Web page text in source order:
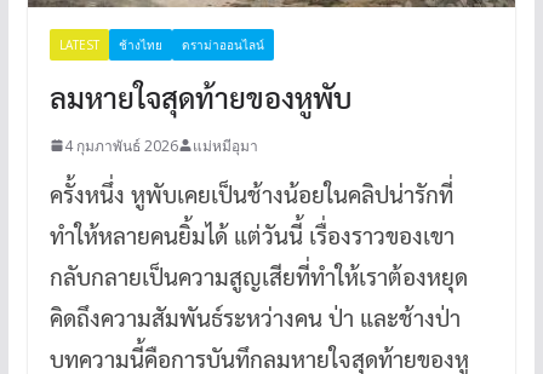
LATEST ช้างไทย ดราม่าออนไลน์
ลมหายใจสุดท้ายของหูพับ
4 กุมภาพันธ์ 2026 แม่หมีอุมา
ครั้งหนึ่ง หูพับเคยเป็นช้างน้อยในคลิปน่ารักที่
ทำให้หลายคนยิ้มได้ แต่วันนี้ เรื่องราวของเขา
กลับกลายเป็นความสูญเสียที่ทำให้เราต้องหยุด
คิดถึงความสัมพันธ์ระหว่างคน ป่า และช้างป่า
บทความนี้คือการบันทึกลมหายใจสุดท้ายของหู